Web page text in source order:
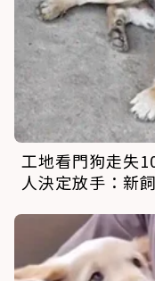
工地看門狗走失
人決定放手：新